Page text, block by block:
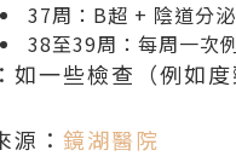
37周：B超 + 陰道分
38至39周：每周一次
如一些檢查（例如
源： 鏡湖醫院